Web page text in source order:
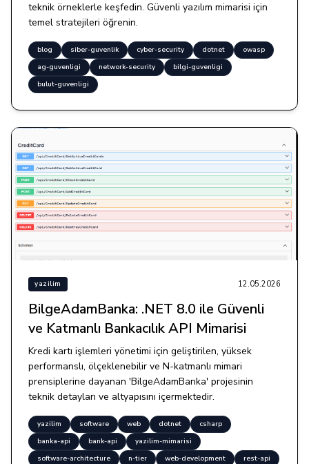
teknik örneklerle keşfedin. Güvenli yazılım mimarisi için
temel stratejileri öğrenin.
blog siber-guvenlik cyber-security dotnet
owasp
ag-guvenligi
network-security
bilgi-guvenligi
bulut-guvenligi
yazilim 12.05.2026
BilgeAdamBanka: .NET 8.0 ile Güvenli
ve Katmanlı Bankacılık API Mimarisi
Kredi kartı işlemleri yönetimi için geliştirilen, yüksek
performanslı, ölçeklenebilir ve N-katmanlı mimari
prensiplerine dayanan 'BilgeAdamBanka' projesinin
teknik detayları ve altyapısını içermektedir.
yazilim software web dotnet
csharp
banka-api
bank-api
yazilim-mimarisi
software-architecture
n-tier web-development rest-api